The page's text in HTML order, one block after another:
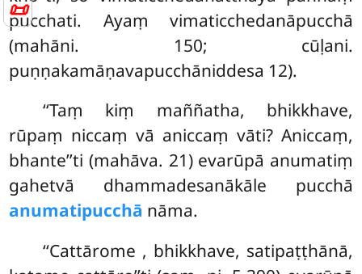
📜
pucchati. Ayaṃ vimaticchedanāpucchā
(mahāni. 150; cūḷani.
puṇṇakamāṇavapucchāniddesa 12).
‘‘Taṃ kiṃ maññatha, bhikkhave,
rūpaṃ niccaṃ vā aniccaṃ vāti? Aniccaṃ,
bhante’’ti (mahāva. 21) evarūpā anumatiṃ
gahetvā dhammadesanākāle pucchā
anumatipucchā nāma.
‘‘Cattārome , bhikkhave, satipaṭṭhānā,